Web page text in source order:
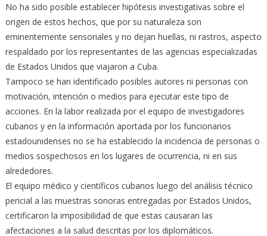
No ha sido posible establecer hipótesis investigativas sobre el
origen de estos hechos, que por su naturaleza son
eminentemente sensoriales y no dejan huellas, ni rastros, aspecto
respaldado por los representantes de las agencias especializadas
de Estados Unidos que viajaron a Cuba.
Tampoco se han identificado posibles autores ni personas con
motivación, intención o medios para ejecutar este tipo de
acciones. En la labor realizada por el equipo de investigadores
cubanos y en la información aportada por los funcionarios
estadounidenses no se ha establecido la incidencia de personas o
medios sospechosos en los lugares de ocurrencia, ni en sus
alrededores.
El equipo médico y científicos cubanos luego del análisis técnico
pericial a las muestras sonoras entregadas por Estados Unidos,
certificaron la imposibilidad de que estas causaran las
afectaciones a la salud descritas por los diplomáticos.